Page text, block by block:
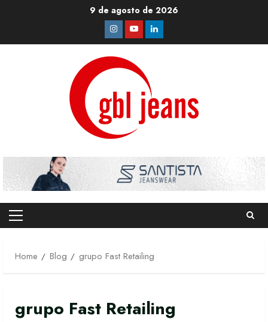
9 de agosto de 2026
Instagram
YoutubeLinkedin
Primary
Home
Blog grupo Fast Retailing
grupo Fast Retailing